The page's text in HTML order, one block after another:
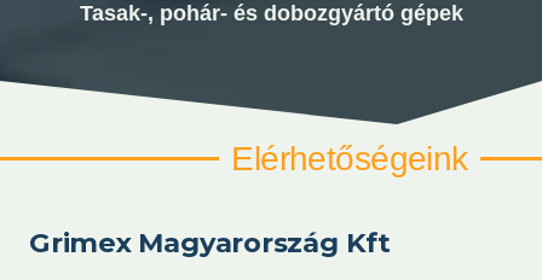
Tasak-, pohár- és dobozgyártó gépek
Elérhetőségeink
Grimex Magyarország Kft